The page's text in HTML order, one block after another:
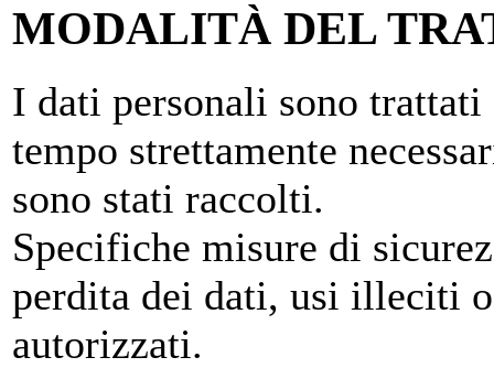
MODALITÀ DEL
I dati personali sono
tempo strettamente
sono stati raccolti.
Specifiche misure di
perdita dei dati, usi illeciti
autorizzati.